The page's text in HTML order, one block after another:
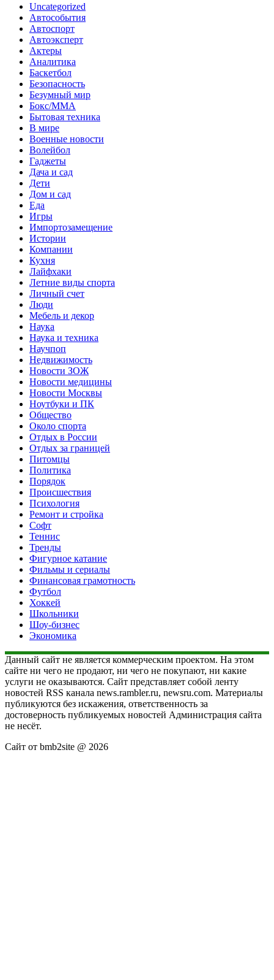
Uncategorized
Автособытия
Автоспорт
Автоэксперт
Актеры
Аналитика
Баскетбол
Безопасность
Безумный мир
Бокс/MMA
Бытовая техника
В мире
Военные новости
Волейбол
Гаджеты
Дача и сад
Дети
Дом и сад
Еда
Игры
Импортозамещение
Истории
Компании
Кухня
Лайфхаки
Летние виды спорта
Личный счет
Люди
Мебель и декор
Наука
Наука и техника
Научпоп
Недвижимость
Новости ЗОЖ
Новости медицины
Новости Москвы
Ноутбуки и ПК
Общество
Около спорта
Отдых в России
Отдых за границей
Питомцы
Политика
Порядок
Происшествия
Психология
Ремонт и стройка
Софт
Теннис
Тренды
Фигурное катание
Фильмы и сериалы
Финансовая грамотность
Футбол
Хоккей
Школьники
Шоу-бизнес
Экономика
Данный сайт не является коммерческим проектом. На этом
сайте ни чего не продают, ни чего не покупают, ни какие
услуги не оказываются. Сайт представляет собой ленту
новостей RSS канала news.rambler.ru, newsru.com. Материалы
публикуются без искажения, ответственность за
достоверность публикуемых новостей Администрация сайта
не несёт.
Сайт от bmb2site @ 2026